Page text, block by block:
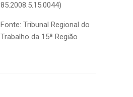
85.2008.5.15.0044)
Fonte: Tribunal Regional do
Trabalho da 15ª Região